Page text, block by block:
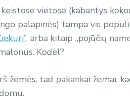
vietose (kabantys
palapinės) tampa vis
, arba kitaip „pojūčių
Kodėl?
žemės, tad pakankai žemai,